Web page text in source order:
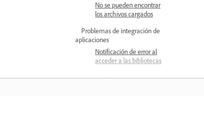
No se pueden encontrar
los archivos cargados
Problemas de integración de
aplicaciones
Notificación de error al
acceder a las bibliotecas
Notificación de error al